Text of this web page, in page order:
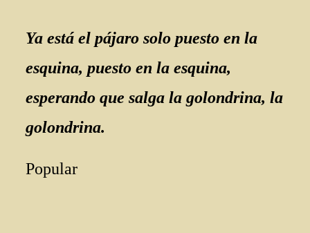
Ya está el pájaro solo puesto en la
esquina, puesto en la esquina,
esperando que salga la golondrina, la
golondrina.
Popular